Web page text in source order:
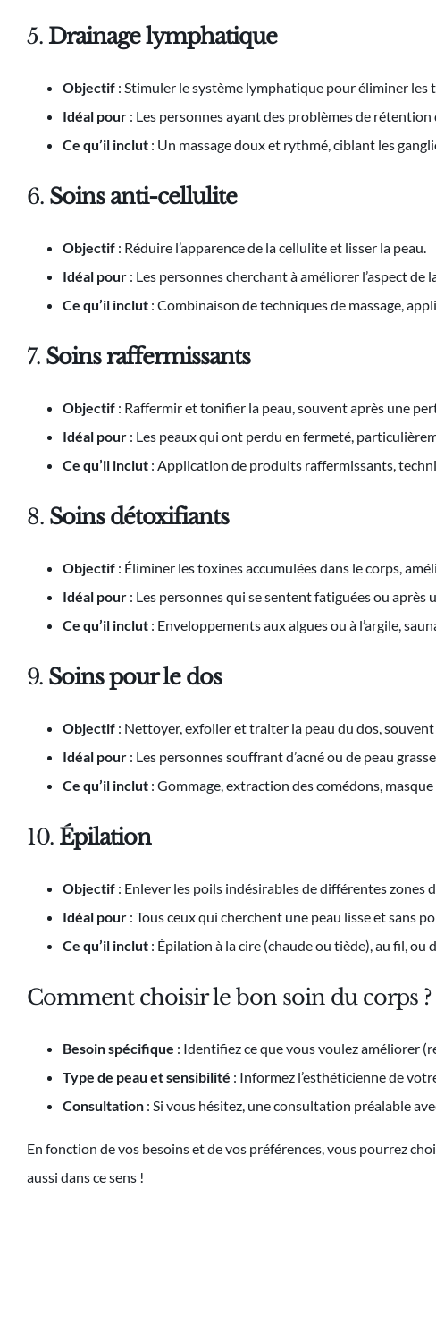
5. Drainage lymphatique
Objectif : Stimuler le système lymphatique pour éliminer
Idéal pour : Les personnes ayant des problèmes de
Ce qu’il inclut : Un massage doux et rythmé, ciblant les
6. Soins anti-cellulite
Objectif : Réduire l’apparence de la cellulite et lisser la peau.
Idéal pour : Les personnes cherchant à améliorer l’aspect de
Ce qu’il inclut : Combinaison de techniques de massage,
7. Soins raffermissants
Objectif : Raffermir et tonifier la peau, souvent après une
Idéal pour : Les peaux qui ont perdu en fermeté,
Ce qu’il inclut : Application de produits raffermissants,
8. Soins détoxifiants
Objectif : Éliminer les toxines accumulées dans le corps,
Idéal pour : Les personnes qui se sentent fatiguées ou après
Ce qu’il inclut : Enveloppements aux algues ou à l’argile,
9. Soins pour le dos
Objectif : Nettoyer, exfolier et traiter la peau du dos,
Idéal pour : Les personnes souffrant d’acné ou de peau
Ce qu’il inclut : Gommage, extraction des comédons,
10. Épilation
Objectif : Enlever les poils indésirables de différentes zones
Idéal pour : Tous ceux qui cherchent une peau lisse et sans
Ce qu’il inclut : Épilation à la cire (chaude ou tiède), au fil,
Comment choisir le bon soin du corps ?
Besoin spécifique : Identifiez ce que vous voulez améliorer
Type de peau et sensibilité : Informez l’esthéticienne de
Consultation : Si vous hésitez, une consultation préalable
En fonction de vos besoins et de vos préférences, vous pourrez
aussi dans ce sens !